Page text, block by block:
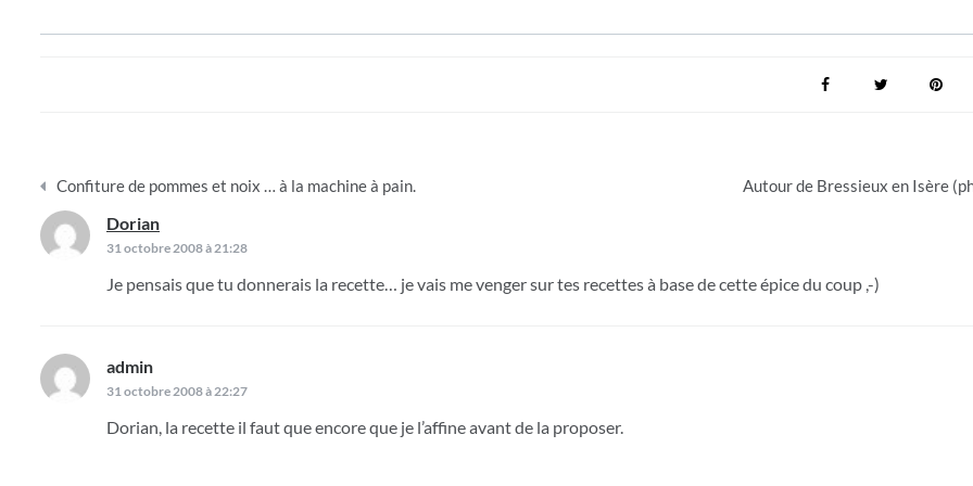
de
l’article
Confiture de pommes et noix … à la machine à pain. Autour de Bressieux en Isère
Dorian
31 octobre 2008 à 21:28
Je pensais que tu donnerais la recette… je vais me venger sur tes recettes à base de cette épice du coup ,-)
admin
31 octobre 2008 à 22:27
Dorian, la recette il faut que encore que je l’affine avant de la proposer.